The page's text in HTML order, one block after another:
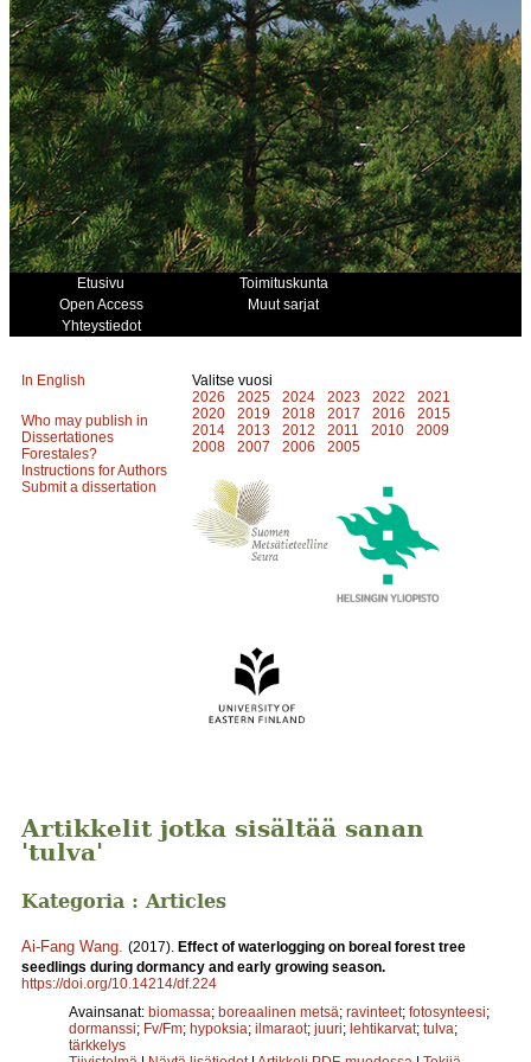
Etusivu
Toimituskunta
Open Access
Muut sarjat
Yhteystiedot
In English
Who may publish in
Dissertationes
Forestales?
Instructions for Authors
Submit a dissertation
Valitse vuosi
2026
2025 2024 2023 2022
2021
2020
2019 2018 2017 2016
2015
2014
2013 2012 2011 2010
2009
2008
2007 2006 2005
Artikkelit jotka sisältää sanan
'tulva'
Kategoria : Articles
Ai-Fang Wang (2017). Effect of waterlogging on boreal forest tree
seedlings during dormancy and early growing season.
https://doi.org/10.14214/df.224
Avainsanat: biomassa; boreaalinen metsä; ravinteet; fotosynteesi;
dormanssi; Fv/Fm; hypoksia; ilmaraot; juuri; lehtikarvat; tulva;
tärkkelys